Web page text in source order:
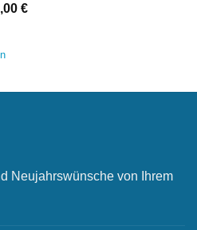
€
€Aktueller
Neujahrswünsche von Ihrem